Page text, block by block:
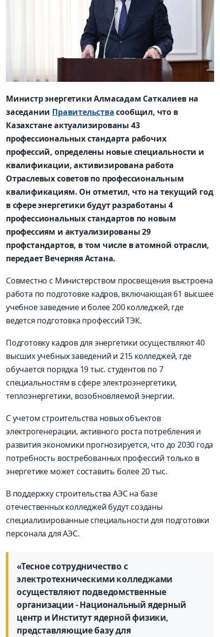
Министр энергетики Алмасадам Саткалиев на
заседании Правительствасообщил, что в
Казахстане актуализированы 43
профессиональных стандарта рабочих
профессий, определены новые специальности и
квалификации, активизирована работа
Отраслевых советов по профессиональным
квалификациям. Он отметил, что на текущий год
в сфере энергетики будут разработаны 4
профессиональных стандартов по новым
профессиям и актуализированы 29
профстандартов, в том числе в атомной отрасли,
передает Вечерняя Астана.
Совместно с Министерством просвещения выстроена
работа по подготовке кадров, включающая 61 высшее
учебное заведение и более 200 колледжей, где
ведется подготовка профессий ТЭК.
Подготовку кадров для энергетики осуществляют 40
высших учебных заведений и 215 колледжей, где
обучается порядка 19 тыс. студентов по 7
специальностям в сфере электроэнергетики,
теплоэнергетики, возобновляемой энергии.
С учетом строительства новых объектов
электрогенерации, активного роста потребления и
развития экономики прогнозируется, что до 2030 года
потребность востребованных профессий только в
энергетике может составить более 20 тыс.
В поддержку строительства АЭС на базе
отечественных колледжей будут созданы
специализированные специальности для подготовки
персонала для АЭС.
«Тесное сотрудничество с
электротехническими колледжами
осуществляют подведомственные
организации - Национальный ядерный
центр и Институт ядерной физики,
представляющие базу для